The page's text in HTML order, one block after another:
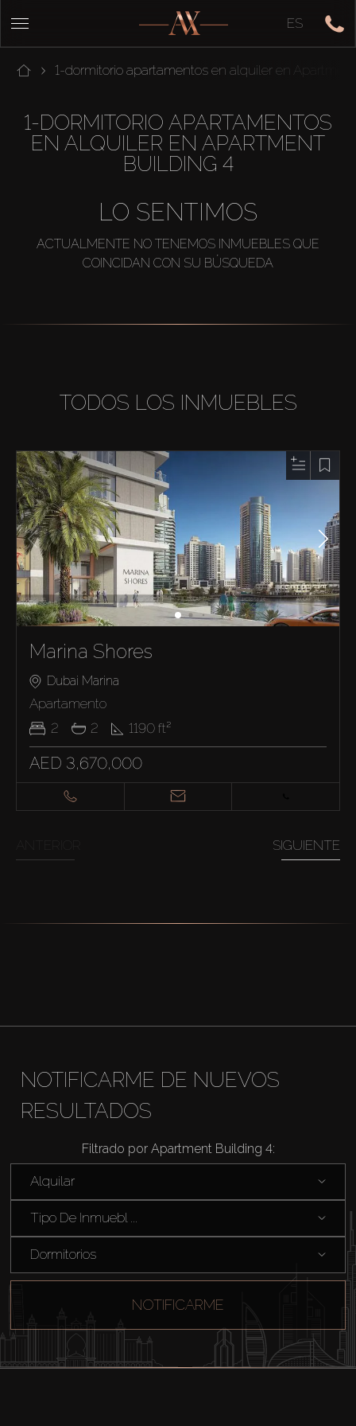
ES
1-dormitorio apartamentos en alquiler en
1-DORMITORIO APARTAMENTOS
EN ALQUILER EN APARTMENT
BUILDING 4
LO SENTIMOS
ACTUALMENTE NO TENEMOS INMUEBLES QUE
COINCIDAN CON SU BÚSQUEDA
TODOS LOS INMUEBLES
Marina Shores
Dubai Marina
Apartamento
2
2 1190 ft²
AED 3,670,000
SIGUIENTE
NOTIFICARME DE NUEVOS
RESULTADOS
Filtrado por Apartment Building 4:
Alquilar
Tipo De Inmuebl ...
Dormitorios
NOTIFICARME